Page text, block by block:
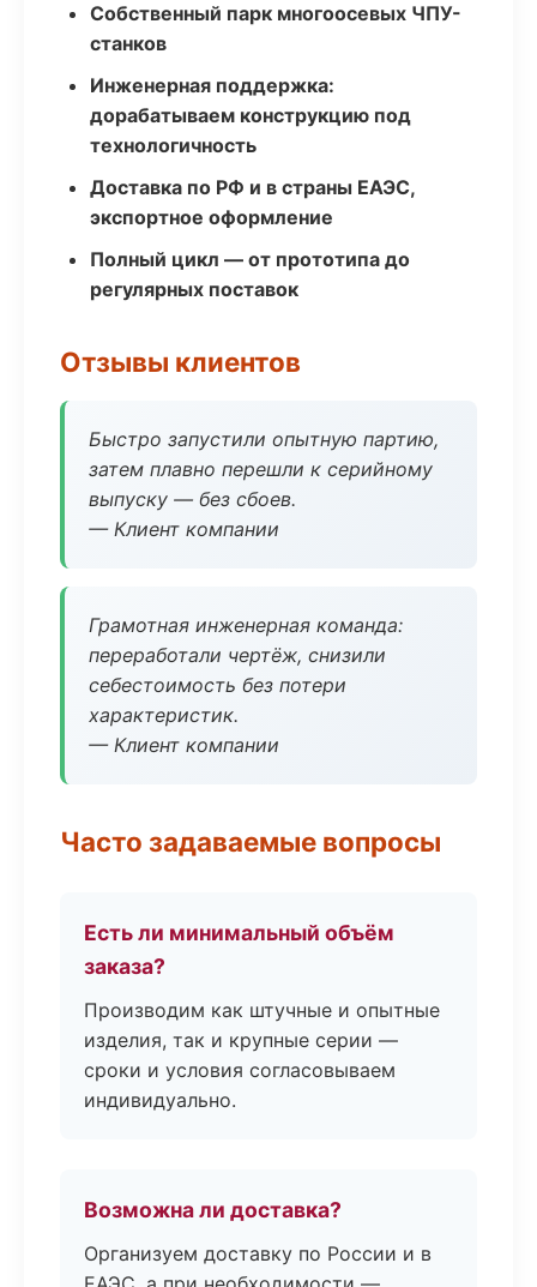
Собственный парк многоосевых ЧПУ-
станков
Инженерная поддержка:
дорабатываем конструкцию под
технологичность
Доставка по РФ и в страны ЕАЭС,
экспортное оформление
Полный цикл — от прототипа до
регулярных поставок
Отзывы клиентов
Быстро запустили опытную партию,
затем плавно перешли к серийному
выпуску — без сбоев.
— Клиент компании
Грамотная инженерная команда:
переработали чертёж, снизили
себестоимость без потери
характеристик.
— Клиент компании
Часто задаваемые вопросы
Есть ли минимальный объём
заказа?
Производим как штучные и опытные
изделия, так и крупные серии —
сроки и условия согласовываем
индивидуально.
Возможна ли доставка?
Организуем доставку по России и в